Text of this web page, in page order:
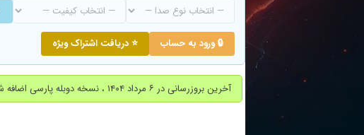
🔒 ورود به حساب ⭐ دریافت اشتراک ویژه
آخرین بروزرسانی در ۶ مرداد ۱۴۰۴ ، نسخه دوبله پارسی اضافه شد.